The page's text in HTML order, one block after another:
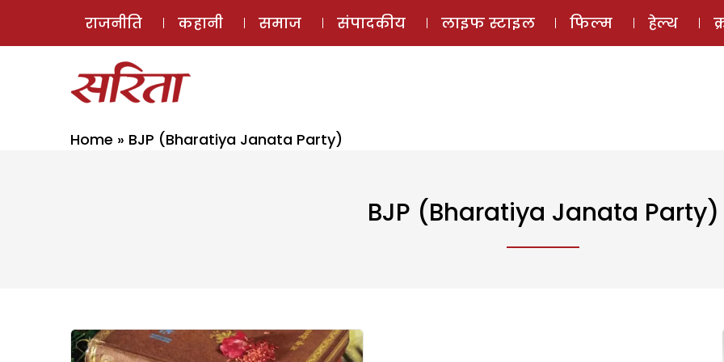
ई-मैगज़ीन
राजनीति कहानी समाज संपादकीय लाइफ स्टाइल फिल्म हेल्थ
Home » BJP (Bharatiya Janata Party)
BJP (Bharatiya Janata Party)